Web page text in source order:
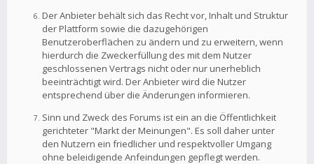
Der Anbieter behält sich das Recht vor, Inhalt und Struktur
der Plattform sowie die dazugehörigen
Benutzeroberflächen zu ändern und zu erweitern, wenn
hierdurch die Zweckerfüllung des mit dem Nutzer
geschlossenen Vertrags nicht oder nur unerheblich
beeinträchtigt wird. Der Anbieter wird die Nutzer
entsprechend über die Änderungen informieren.
Sinn und Zweck des Forums ist ein an die Öffentlichkeit
gerichteter "Markt der Meinungen". Es soll daher unter
den Nutzern ein friedlicher und respektvoller Umgang
ohne beleidigende Anfeindungen gepflegt werden.